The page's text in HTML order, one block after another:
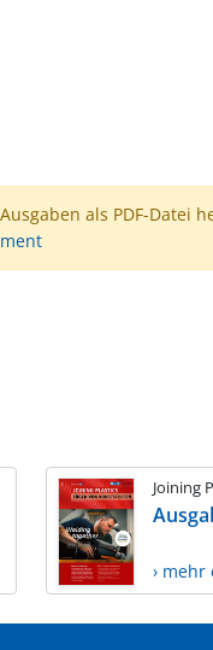
als PDF-Datei
Joining
›